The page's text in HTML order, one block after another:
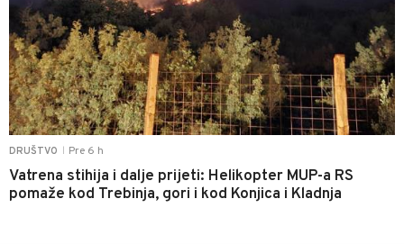
DRUŠTVO Pre 6 h
Vatrena stihija i dalje prijeti: Helikopter MUP-a RS
pomaže kod Trebinja, gori i kod Konjica i Kladnja